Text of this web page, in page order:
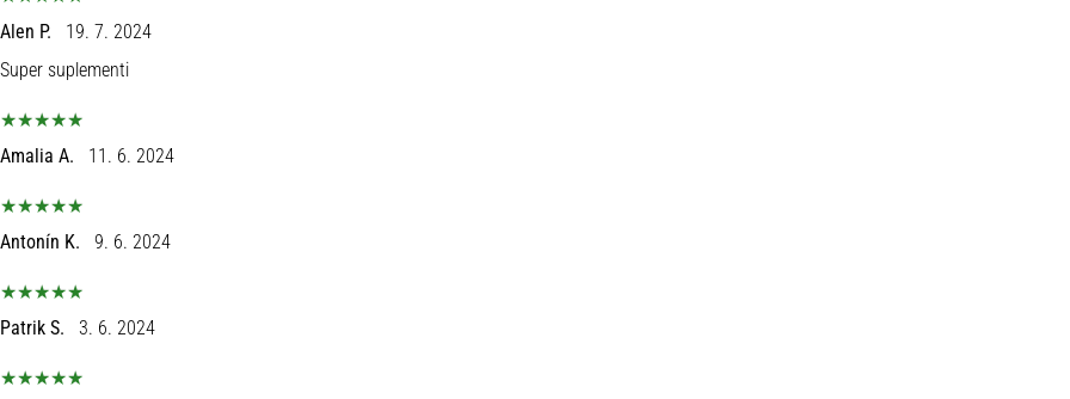
Alen P.
19. 7. 2024
Super suplementi
Amalia A. 11. 6. 2024
Antonín K. 9. 6. 2024
Patrik S. 3. 6. 2024